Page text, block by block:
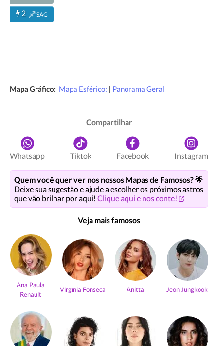
2 SAG
Mapa Gráfico: Mapa Esférico: | Panorama Geral
Compartilhar
Whatsapp Tiktok Facebook Instagram
Quem você quer ver nos nossos Mapas de Famosos? 🌟
Deixe sua sugestão e ajude a escolher os próximos astros
que vão brilhar por aqui! Clique aqui e nos conte!
Veja mais famosos
Ana Paula
Renault
Virgínia Fonseca Anitta Jeon Jungkook